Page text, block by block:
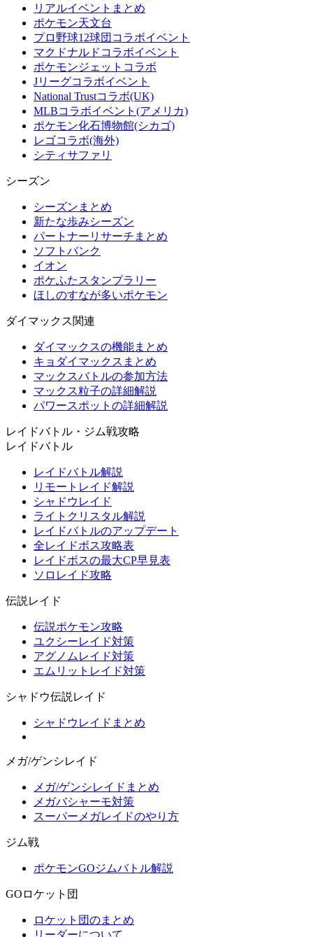
リアルイベントまとめ
ポケモン天文台
プロ野球12球団コラボイベント
マクドナルドコラボイベント
ポケモンジェットコラボ
Jリーグコラボイベント
National Trustコラボ(UK)
MLBコラボイベント(アメリカ)
ポケモン化石博物館(シカゴ)
レゴコラボ(海外)
シティサファリ
シーズン
シーズンまとめ
新たな歩みシーズン
パートナーリサーチまとめ
ソフトバンク
イオン
ポケふたスタンプラリー
ほしのすなが多いポケモン
ダイマックス関連
ダイマックスの機能まとめ
キョダイマックスまとめ
マックスバトルの参加方法
マックス粒子の詳細解説
パワースポットの詳細解説
レイドバトル・ジム戦攻略
レイドバトル
レイドバトル解説
リモートレイド解説
シャドウレイド
ライトクリスタル解説
レイドバトルのアップデート
全レイドボス攻略表
レイドボスの最大CP早見表
ソロレイド攻略
伝説レイド
伝説ポケモン攻略
ユクシーレイド対策
アグノムレイド対策
エムリットレイド対策
シャドウ伝説レイド
シャドウレイドまとめ
メガ/ゲンシレイド
メガ/ゲンシレイドまとめ
メガバシャーモ対策
スーパーメガレイドのやり方
ジム戦
ポケモンGOジムバトル解説
GOロケット団
ロケット団のまとめ
リーダーについて